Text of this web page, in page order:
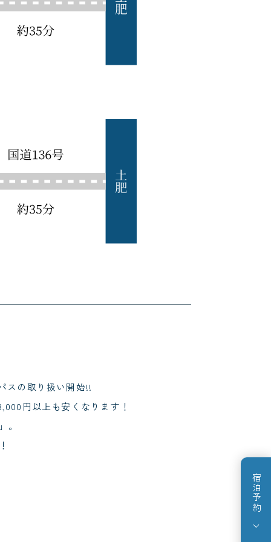
宿泊予約
スの取り扱い開始!!
円以上も安くなります！
。